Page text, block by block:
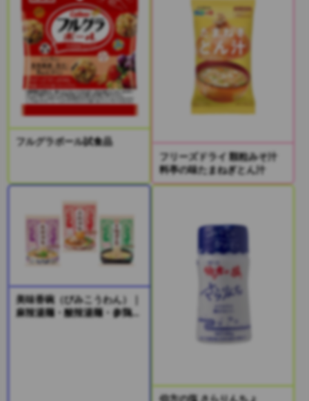
ないタイプ（男性限定）
フルグラボール試食品
フリーズドライ 顆粒みそ汁
料亭の味たまねぎとん汁
美味香碗（びみこうわん）｜
麻辣湯麺・酸辣湯麺・参鶏湯